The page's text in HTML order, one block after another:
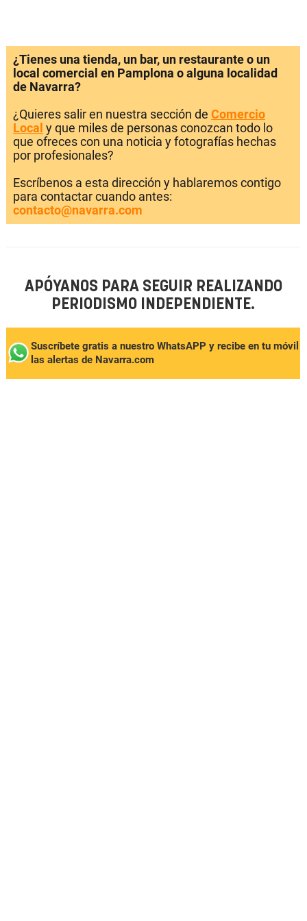
¿Tienes una tienda, un bar, un restaurante o un
local comercial en Pamplona o alguna localidad
de Navarra?
¿Quieres salir en nuestra sección de Comercio
Local y que miles de personas conozcan todo lo
que ofreces con una noticia y fotografías hechas
por profesionales?
Escríbenos a esta dirección y hablaremos contigo
para contactar cuando antes:
contacto@navarra.com
APÓYANOS PARA SEGUIR REALIZANDO
PERIODISMO INDEPENDIENTE.
Suscríbete gratis a nuestro WhatsAPP y recibe en tu móvil
las alertas de Navarra.com